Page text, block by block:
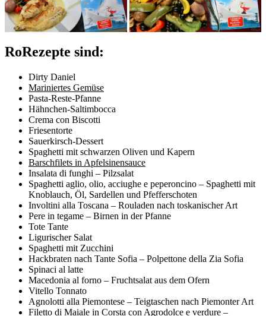
RoRezepte sind:
Dirty Daniel
Mariniertes Gemüse
Pasta-Reste-Pfanne
Hähnchen-Saltimbocca
Crema con Biscotti
Friesentorte
Sauerkirsch-Dessert
Spaghetti mit schwarzen Oliven und Kapern
Barschfilets in Apfelsinensauce
Insalata di funghi – Pilzsalat
Spaghetti aglio, olio, acciughe e peperoncino – Spaghetti mit
Knoblauch, Öl, Sardellen und Pfefferschoten
Involtini alla Toscana – Rouladen nach toskanischer Art
Pere in tegame – Birnen in der Pfanne
Tote Tante
Ligurischer Salat
Spaghetti mit Zucchini
Hackbraten nach Tante Sofia – Polpettone della Zia Sofia
Spinaci al latte
Macedonia al forno – Fruchtsalat aus dem Ofern
Vitello Tonnato
Agnolotti alla Piemontese – Teigtaschen nach Piemonter Art
Filetto di Maiale in Corsta con Agrodolce e verdure –